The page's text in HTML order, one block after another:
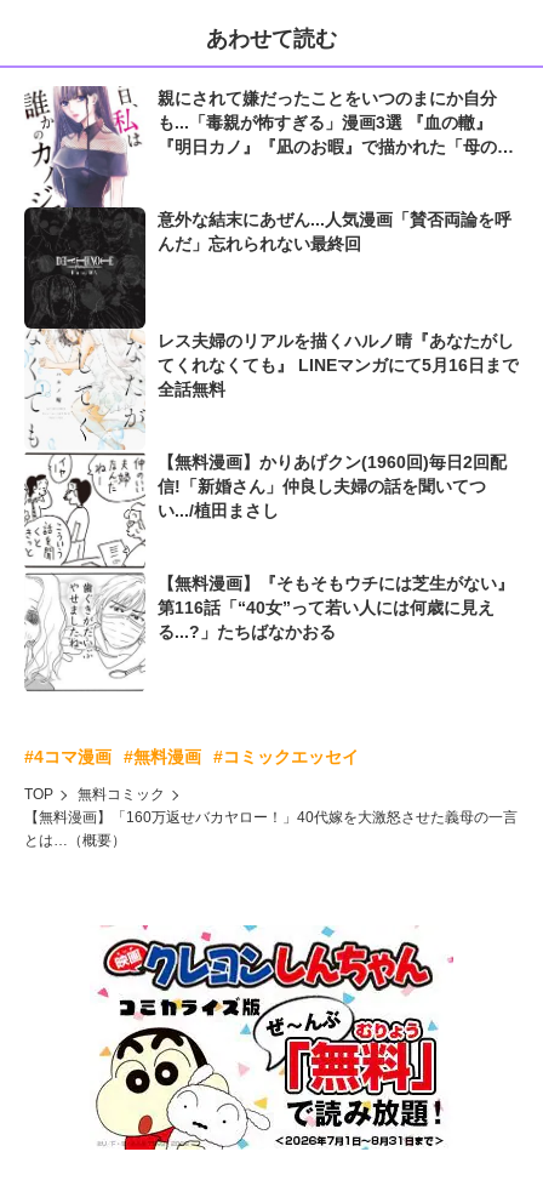
あわせて読む
親にされて嫌だったことをいつのまにか自分
も...「毒親が怖すぎる」漫画3選 『血の轍』
『明日カノ』『凪のお暇』で描かれた「母の呪
意外な結末にあぜん...人気漫画「賛否両論を呼
んだ」忘れられない最終回
レス夫婦のリアルを描くハルノ晴『あなたがし
てくれなくても』 LINEマンガにて5月16日まで
全話無料
【無料漫画】かりあげクン(1960回)毎日2回配
信!「新婚さん」仲良し夫婦の話を聞いてつ
い.../植田まさし
【無料漫画】『そもそもウチには芝生がない』
第116話「“40女”って若い人には何歳に見え
る...?」たちばなかおる
#4コマ漫画 #無料漫画 #コミックエッセイ
TOP
無料コミック
【無料漫画】「160万返せバカヤロー！」40代嫁を大激怒させた義母の一言
とは…（概要）